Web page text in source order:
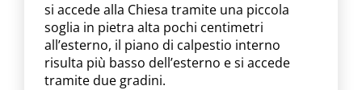
si accede alla Chiesa tramite una piccola
soglia in pietra alta pochi centimetri
all’esterno, il piano di calpestio interno
risulta più basso dell’esterno e si accede
tramite due gradini.